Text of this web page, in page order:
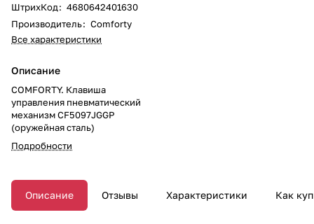
ШтрихКод: 4680642401630
Производитель: Comforty
Все характеристики
Описание
COMFORTY. Клавиша
управления пневматический
механизм CF5097JGGP
(оружейная сталь)
Подробности
Описание Отзывы Характеристики Как